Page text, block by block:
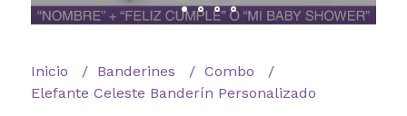
Inicio Banderines
Combo
Elefante Celeste Banderín Personalizado